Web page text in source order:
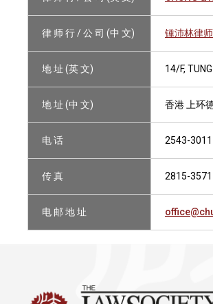
律 师 行 / 公 司 (中 文) 锺沛林律
地 址 (英 文) 14/F,
地 址 (中 文) 香港 上环
电 话 2543-3011
传 真 2815-3571
电 邮 地 址